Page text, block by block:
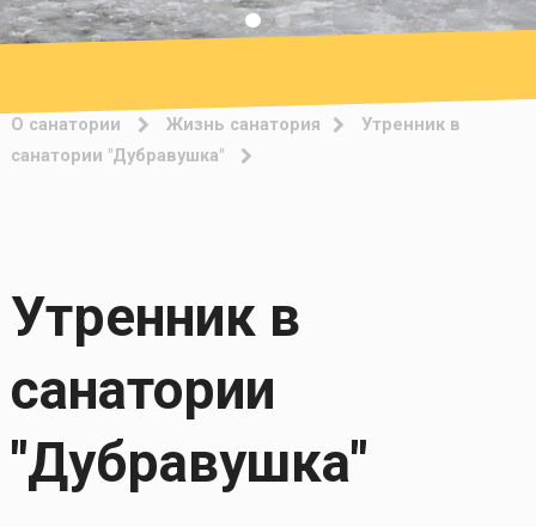
О санатории Жизнь санатория
Утренник в
санатории "Дубравушка"
Утренник в
санатории
"Дубравушка"